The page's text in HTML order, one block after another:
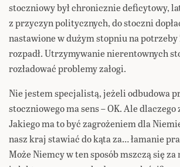
stoczniowy był chronicznie deficytowy,
z przyczyn politycznych, do stoczni
nastawione w dużym stopniu na potrzeby
rozpadł. Utrzymywanie nierentownych
rozładować problemy załogi.
Nie jestem specjalistą, jeżeli odbudowa
stoczniowego ma sens – OK. Ale
Jakiego ma to być zagrożeniem dla
nasz kraj stawiać do kąta za… łamanie
Może Niemcy w ten sposób mszczą się za